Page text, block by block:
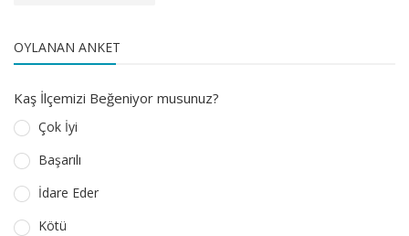
OYLANAN ANKET
Kaş İlçemizi Beğeniyor musunuz?
Çok İyi
Başarılı
İdare Eder
Kötü